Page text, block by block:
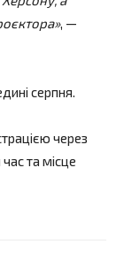
, —
серпня.
через
та місце